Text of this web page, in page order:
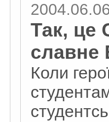
Так, це
славне
Коли